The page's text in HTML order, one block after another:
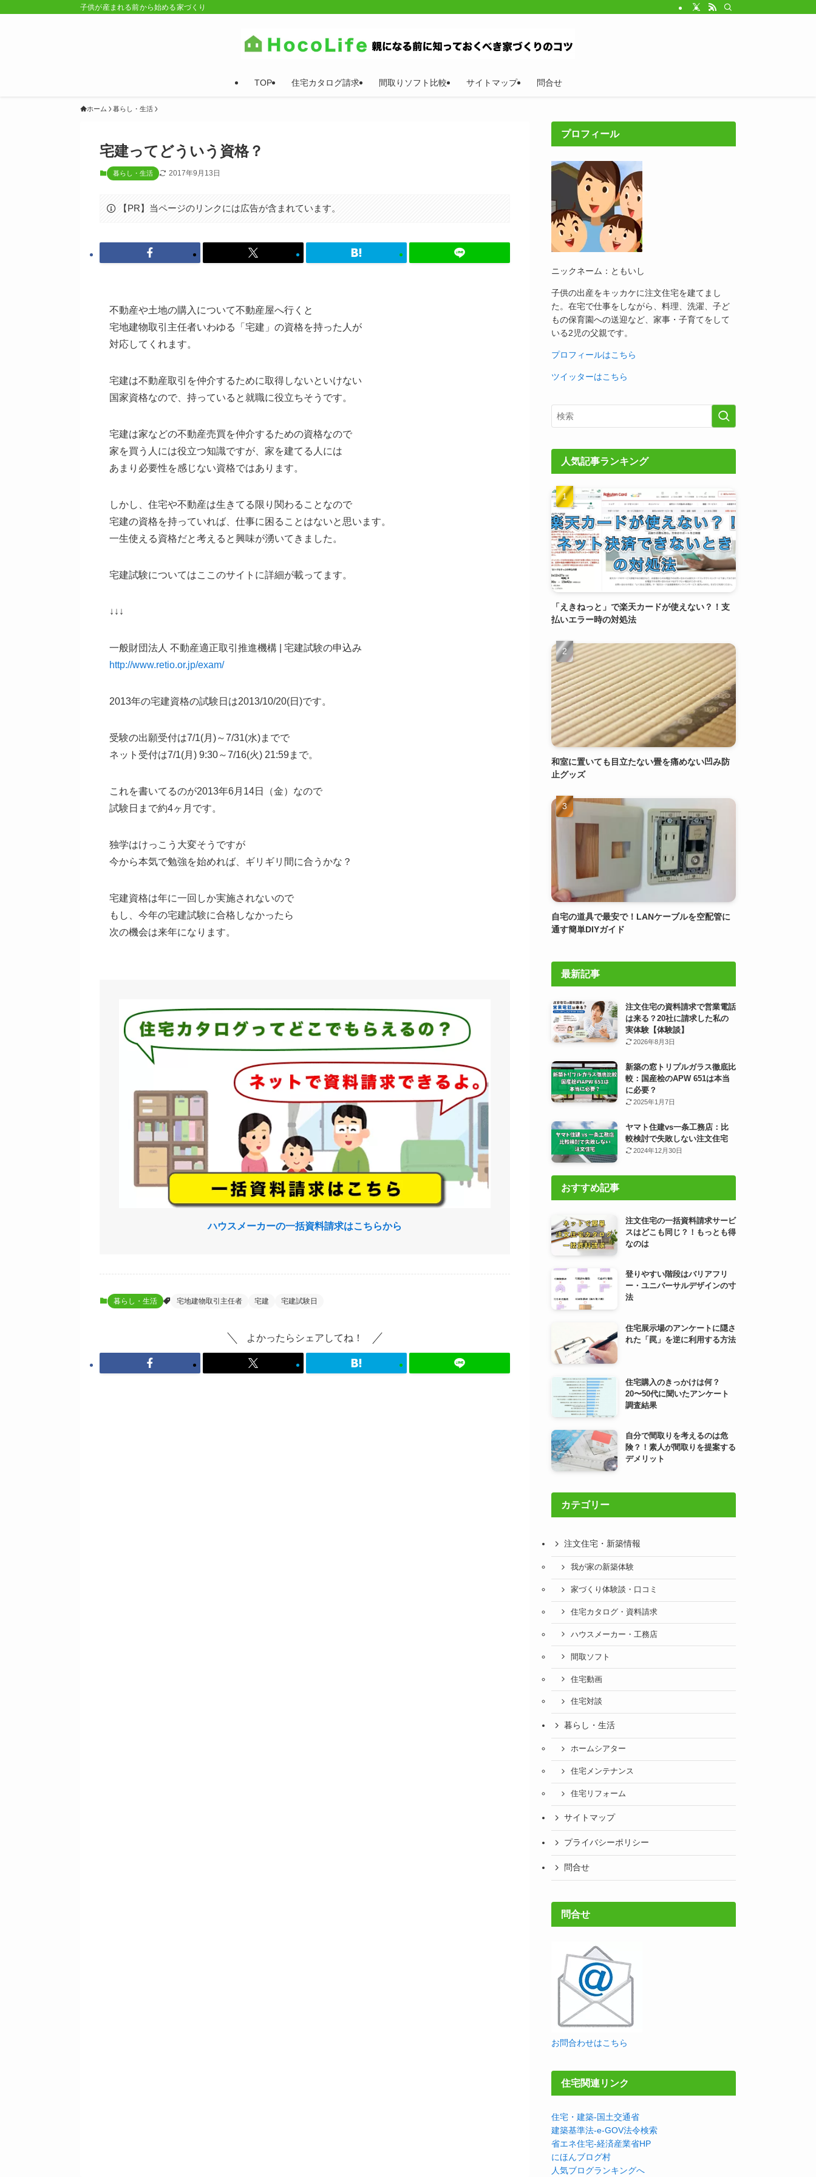
子供が産まれる前から始める家づくり
TOP 住宅カタログ請求 間取りソフト比較 サイトマップ 問合せ
ホーム 暮らし・生活
宅建ってどういう資格？
暮らし・生活 2017年9月13日
【PR】当ページのリンクには広告が含まれています。
不動産や土地の購入について不動産屋へ行くと
宅地建物取引主任者いわゆる「宅建」の資格を持った人が
対応してくれます。
宅建は不動産取引を仲介するために取得しないといけない
国家資格なので、持っていると就職に役立ちそうです。
宅建は家などの不動産売買を仲介するための資格なので
家を買う人には役立つ知識ですが、家を建てる人には
あまり必要性を感じない資格ではあります。
しかし、住宅や不動産は生きてる限り関わることなので
宅建の資格を持っていれば、仕事に困ることはないと思います。
一生使える資格だと考えると興味が湧いてきました。
宅建試験についてはここのサイトに詳細が載ってます。
↓↓↓
一般財団法人 不動産適正取引推進機構 | 宅建試験の申込み
http://www.retio.or.jp/exam/
2013年の宅建資格の試験日は2013/10/20(日)です。
受験の出願受付は7/1(月)～7/31(水)までで
ネット受付は7/1(月) 9:30～7/16(火) 21:59まで。
これを書いてるのが2013年6月14日（金）なので
試験日まで約4ヶ月です。
独学はけっこう大変そうですが
今から本気で勉強を始めれば、ギリギリ間に合うかな？
宅建資格は年に一回しか実施されないので
もし、今年の宅建試験に合格しなかったら
次の機会は来年になります。
ハウスメーカーの一括資料請求はこちらから
暮らし・生活 宅地建物取引主任者 宅建 宅建試験日
よかったらシェアしてね！
プロフィール
ニックネーム：ともいし
子供の出産をキッカケに注文住宅を建てまし
た。在宅で仕事をしながら、料理、洗濯、子ど
もの保育園への送迎など、家事・子育てをして
いる2児の父親です。
プロフィールはこちら
ツイッターはこちら
人気記事ランキング
「えきねっと」で楽天カードが使えない？！支
払いエラー時の対処法
和室に置いても目立たない畳を痛めない凹み防
止グッズ
自宅の道具で最安で！LANケーブルを空配管に
通す簡単DIYガイド
最新記事
注文住宅の資料請求で営業電話
は来る？20社に請求した私の
実体験【体験談】
2026年8月3日
新築の窓トリプルガラス徹底比
較：国産桧のAPW 651は本当
に必要？
2025年1月7日
ヤマト住建vs一条工務店：比
較検討で失敗しない注文住宅
2024年12月30日
おすすめ記事
注文住宅の一括資料請求サービ
スはどこも同じ？！もっとも得
なのは
登りやすい階段はバリアフリ
ー・ユニバーサルデザインの寸
法
住宅展示場のアンケートに隠さ
れた「罠」を逆に利用する方法
住宅購入のきっかけは何？
20〜50代に聞いたアンケート
調査結果
自分で間取りを考えるのは危
険？！素人が間取りを提案する
デメリット
カテゴリー
注文住宅・新築情報
我が家の新築体験
家づくり体験談・口コミ
住宅カタログ・資料請求
ハウスメーカー・工務店
間取ソフト
住宅動画
住宅対談
暮らし・生活
ホームシアター
住宅メンテナンス
住宅リフォーム
サイトマップ
プライバシーポリシー
問合せ
問合せ
お問合わせはこちら
住宅関連リンク
住宅・建築-国土交通省
建築基準法-e-GOV法令検索
省エネ住宅-経済産業省HP
にほんブログ村
人気ブログランキングへ